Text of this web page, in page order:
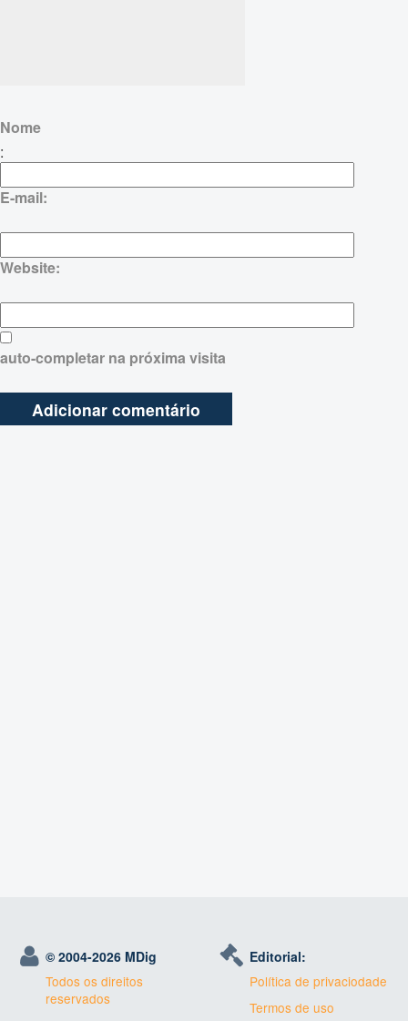
Nome
:
E-mail:
Website:
auto-completar na próxima visita
© 2004-2026 MDig
Todos os direitos
reservados
Editorial:
Política de privaciodade
Termos de uso